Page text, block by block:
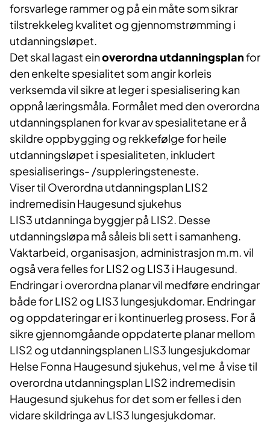
forsvarlege rammer og på ein måte som sikrar
tilstrekkeleg kvalitet og gjennomstrømming i
utdanningsløpet.
Det skal lagast einoverordna utdanningsplanfor
den enkelte spesialitet som angir korleis
verksemda vil sikre at leger i spesialisering kan
oppnå læringsmåla. Formålet med den overordna
utdanningsplanen for kvar av spesialitetane er å
skildre oppbygging og rekkefølge for heile
utdanningsløpet i spesialiteten, inkludert
spesialiserings- /suppleringsteneste.
Viser til Overordna utdanningsplan LIS2
indremedisin Haugesund sjukehus
LIS3 utdanninga byggjer på LIS2. Desse
utdanningsløpa må såleis bli sett i samanheng.
Vaktarbeid, organisasjon, administrasjon m.m. vil
også vera felles for LIS2 og LIS3 i Haugesund.
Endringar i overordna planar vil medføre endringar
både for LIS2 og LIS3 lungesjukdomar. Endringar
og oppdateringar er i kontinuerleg prosess. For å
sikre gjennomgåande oppdaterte planar mellom
LIS2 og utdanningsplanen LIS3 lungesjukdomar
Helse Fonna Haugesund sjukehus, vel me å vise til
overordna utdanningsplan LIS2 indremedisin
Haugesund sjukehus for det som er felles i den
vidare skildringa av LIS3 lungesjukdomar.